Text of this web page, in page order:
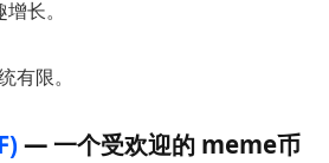
长。
有限。
— 一个受欢迎的 meme币